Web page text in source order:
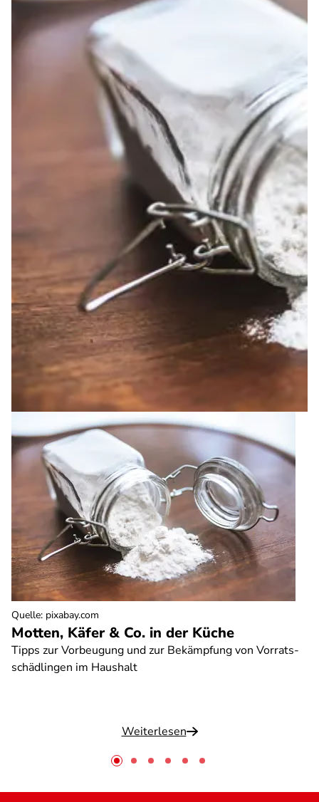
Motten, Käfer & Co. in der Küche
Tipps zur Vorbeugung und zur Bekämpfung von Vorrats-
schädlingen im Haushalt
Weiterlesen
Quelle: pixabay.com